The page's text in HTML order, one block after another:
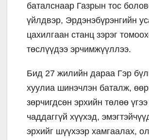
баталснаар Газрын тос
үйлдвэр, Эрдэнэбүрэнгийн
цахилгаан станц зэрэг
төслүүдээ эрчимжүүллээ.
Бид 27 жилийн дараа Гэр
хуулиа шинэчлэн баталж,
зөрчигдсөн эрхийн төлөө
чаддаггүй хүүхэд,
эрхийг шүүхээр хамгаалах,